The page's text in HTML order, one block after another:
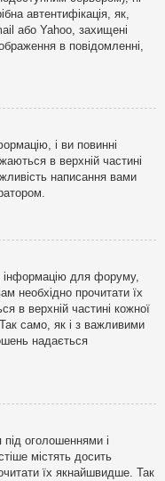
автентифікація, як,
або Yahoo, захищені
в повідомленні,
і ви повинні
в верхній частині
написання вами
інформацію для форуму,
необхідно прочитати їх
в верхній частині кожної
само, як і з важливими
надається
оголошеннями і
містять досить
їх якнайшвидше. Так